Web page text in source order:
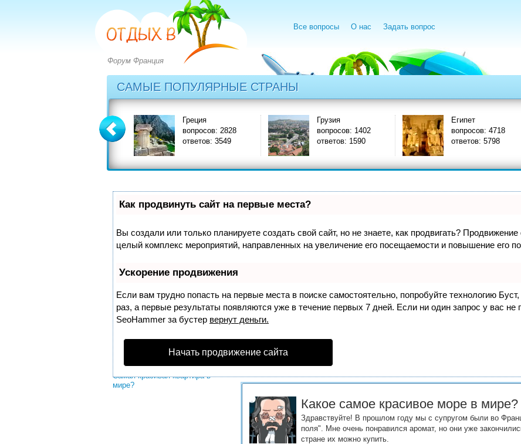
Форум Франция
Все вопросы О нас Задать вопрос
САМЫЕ ПОПУЛЯРНЫЕ СТРАНЫ
Греция
вопросов: 2828
ответов: 3549
Грузия
вопросов: 1402
ответов: 1590
Египет
вопросов: 4718
ответов: 5798
Решенные вопросы!
Где красивое море?
Какие самые красивые озера
Чехии?
Какое море красивое?
Какое самое теплое море?
Самая красивая квартира в
мире?
Как продвинуть сайт на первые места?
Вы создали или только планируете создать свой сайт, но не знаете, как продвигать?
целый комплекс мероприятий, направленных на увеличение его посещаемости и повышение его
Ускорение продвижения
Если вам трудно попасть на первые места в поиске самостоятельно, попробуйте технологию Буст,
раз, а первые результаты появляются уже в течение первых 7 дней. Если ни один запрос у вас не
SeoHammer за бустер вернут деньги.
Начать продвижение сайта
Какое самое красивое море в мире?
Здравствуйте! В прошлом году мы с супругом были во
поля". Мне очень понравился аромат, но они уже
стране их можно купить.